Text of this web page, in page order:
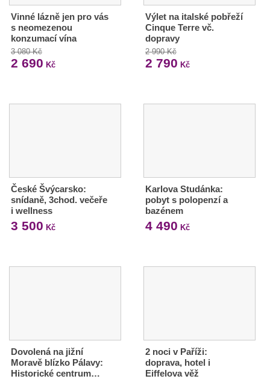
Vinné lázně jen pro vás
s neomezenou
konzumací vína
3 080 Kč
2 690 Kč
Výlet na italské pobřeží
Cinque Terre vč.
dopravy
2 990 Kč
2 790 Kč
České Švýcarsko:
snídaně, 3chod. večeře
i wellness
3 500 Kč
Karlova Studánka:
pobyt s polopenzí a
bazénem
4 490 Kč
Dovolená na jižní
Moravě blízko Pálavy:
Historické centrum…
2 noci v Paříži:
doprava, hotel i
Eiffelova věž